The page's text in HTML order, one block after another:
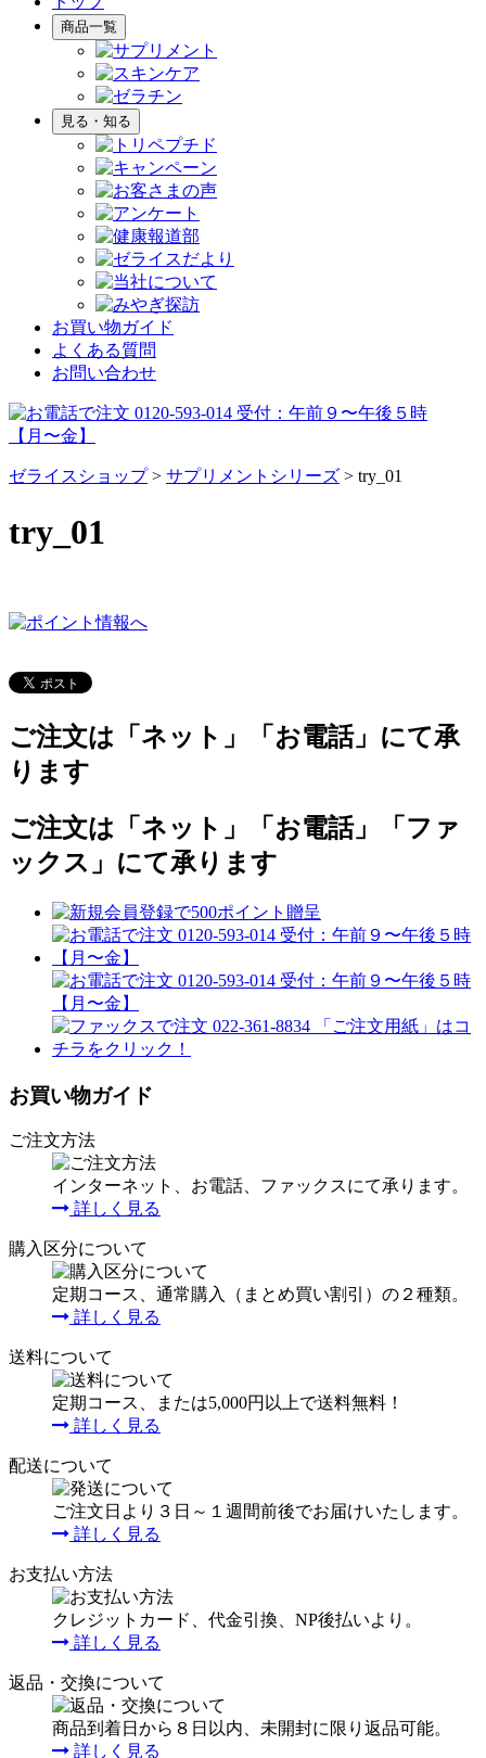
商品一覧
見る・知る
お買い物ガイド
よくある質問
お問い合わせ
ゼライスショップ> サプリメントシリーズ > try_01
try_01
ご注文は「ネット」「お電話」にて承
ります
ご注文は「ネット」「お電話」「ファ
ックス」にて承ります
お買い物ガイド
ご注文方法
インターネット、お電話、ファックスにて承ります。
詳しく見る
購入区分について
定期コース、通常購入（まとめ買い割引）の２種類。
詳しく見る
送料について
定期コース、または5,000円以上で送料無料！
詳しく見る
配送について
ご注文日より３日～１週間前後でお届けいたします。
詳しく見る
お支払い方法
クレジットカード、代金引換、NP後払いより。
詳しく見る
返品・交換について
商品到着日から８日以内、未開封に限り返品可能。
詳しく見る